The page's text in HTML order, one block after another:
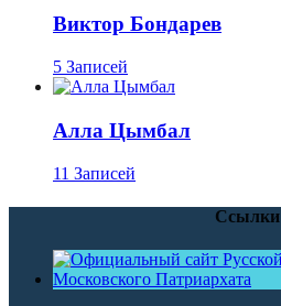
Виктор Бондарев
5 Записей
Алла Цымбал
11 Записей
Ссылки